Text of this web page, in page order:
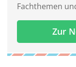
Fachthemen
Zur